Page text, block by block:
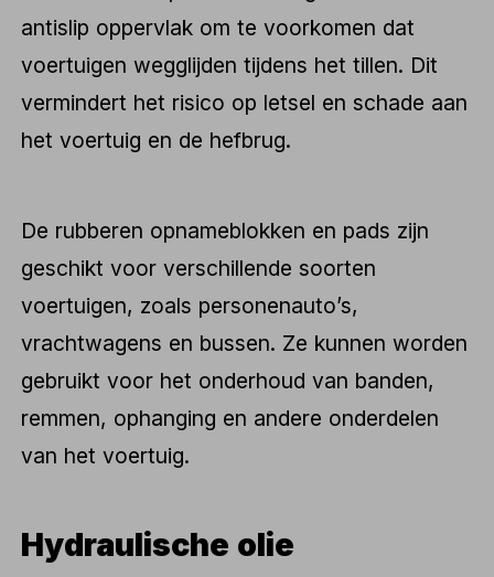
antislip oppervlak om te voorkomen dat
voertuigen wegglijden tijdens het tillen. Dit
vermindert het risico op letsel en schade aan
het voertuig en de hefbrug.
De rubberen opnameblokken en pads zijn
geschikt voor verschillende soorten
voertuigen, zoals personenauto’s,
vrachtwagens en bussen. Ze kunnen worden
gebruikt voor het onderhoud van banden,
remmen, ophanging en andere onderdelen
van het voertuig.
Hydraulische olie